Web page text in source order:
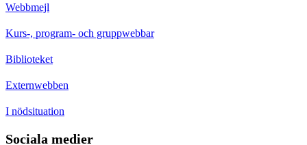
Webbmejl
Kurs-, program- och gruppwebbar
Biblioteket
Externwebben
I nödsituation
Sociala medier